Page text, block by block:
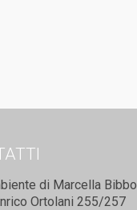
di Marcella Bibbo
Ortolani 255/257